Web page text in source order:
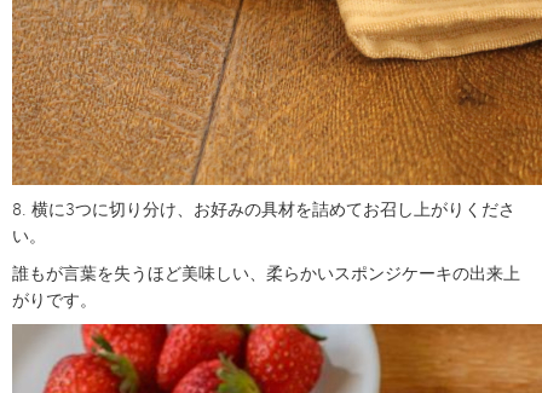
8. 横に3つに切り分け、お好みの具材を詰めてお召し上がりくださ
い。
誰もが言葉を失うほど美味しい、柔らかいスポンジケーキの出来上
がりです。